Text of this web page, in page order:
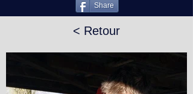
Share
< Retour